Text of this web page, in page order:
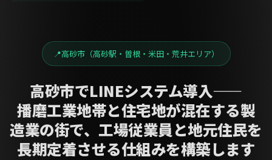
高砂市（高砂駅・曽根・米田・荒井エリア）
高砂市でLINEシステム導入——
播磨工業地帯と住宅地が混在する製
造業の街で、工場従業員と地元住民を
長期定着させる仕組みを構築します